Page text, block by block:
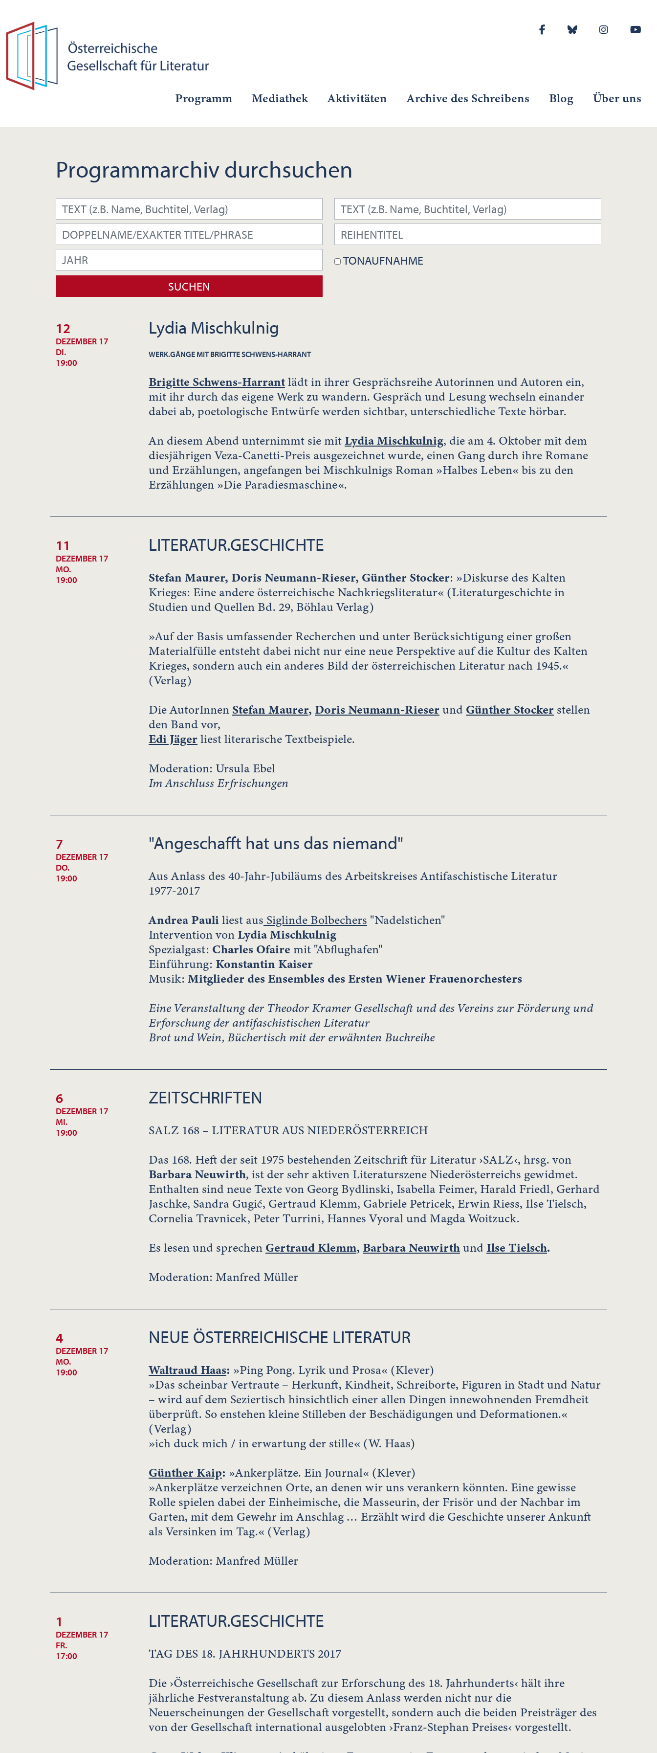
Programm Mediathek Aktivitäten Archive des Schreibens Blog Über uns
Programmarchiv durchsuchen
TONAUFNAHME
12
DEZEMBER 17
DI.
19:00
Lydia Mischkulnig
WERK.GÄNGE MIT BRIGITTE SCHWENS-HARRANT
Brigitte Schwens-Harrantlädt in ihrer Gesprächsreihe Autorinnen und Autoren ein,
mit ihr durch das eigene Werk zu wandern. Gespräch und Lesung wechseln einander
dabei ab, poetologische Entwürfe werden sichtbar, unterschiedliche Texte hörbar.
An diesem Abend unternimmt sie mitLydia Mischkulnig, die am 4. Oktober mit dem
diesjährigen Veza-Canetti-Preis ausgezeichnet wurde, einen Gang durch ihre Romane
und Erzählungen, angefangen bei Mischkulnigs Roman »Halbes Leben« bis zu den
Erzählungen »Die Paradiesmaschine«.
11
DEZEMBER 17
MO.
19:00
LITERATUR.GESCHICHTE
Stefan Maurer, Doris Neumann-Rieser, Günther Stocker: »Diskurse des Kalten
Krieges: Eine andere österreichische Nachkriegsliteratur« (Literaturgeschichte in
Studien und Quellen Bd. 29, Böhlau Verlag)
»Auf der Basis umfassender Recherchen und unter Berücksichtigung einer großen
Materialfülle entsteht dabei nicht nur eine neue Perspektive auf die Kultur des Kalten
Krieges, sondern auch ein anderes Bild der österreichischen Literatur nach 1945.«
(Verlag)
Die AutorInnen Stefan Maurer, Doris Neumann-Rieserund Günther Stocker stellen
den Band vor,
Edi Jägerliest literarische Textbeispiele.
Moderation: Ursula Ebel
Im Anschluss Erfrischungen
7
DEZEMBER 17
DO.
19:00
"Angeschafft hat uns das niemand"
Aus Anlass des 40-Jahr-Jubiläums des Arbeitskreises Antifaschistische Literatur
1977-2017
Andrea Pauliliest aus Siglinde Bolbechers "Nadelstichen"
Intervention vonLydia Mischkulnig
Spezialgast: Charles Ofaire mit "Abflughafen"
Einführung: Konstantin Kaiser
Musik: Mitglieder des Ensembles des Ersten Wiener Frauenorchesters
Eine Veranstaltung der Theodor Kramer Gesellschaft und des Vereins zur Förderung und
Erforschung der antifaschistischen Literatur
Brot und Wein, Büchertisch mit der erwähnten Buchreihe
6
DEZEMBER 17
MI.
19:00
ZEITSCHRIFTEN
SALZ 168 – LITERATUR AUS NIEDERÖSTERREICH
Das 168. Heft der seit 1975 bestehenden Zeitschrift für Literatur ›SALZ‹, hrsg. von
Barbara Neuwirth, ist der sehr aktiven Literaturszene Niederösterreichs gewidmet.
Enthalten sind neue Texte von Georg Bydlinski, Isabella Feimer, Harald Friedl, Gerhard
Jaschke, Sandra Gugić, Gertraud Klemm, Gabriele Petricek, Erwin Riess, Ilse Tielsch,
Cornelia Travnicek, Peter Turrini, Hannes Vyoral und Magda Woitzuck.
Es lesen und sprechen Gertraud Klemm, Barbara Neuwirthund Ilse Tielsch.
Moderation: Manfred Müller
4
DEZEMBER 17
MO.
19:00
NEUE ÖSTERREICHISCHE LITERATUR
Waltraud Haas: »Ping Pong. Lyrik und Prosa« (Klever)
»Das scheinbar Vertraute – Herkunft, Kindheit, Schreiborte, Figuren in Stadt und Natur
– wird auf dem Seziertisch hinsichtlich einer allen Dingen innewohnenden Fremdheit
überprüft. So enstehen kleine Stilleben der Beschädigungen und Deformationen.«
(Verlag)
»ich duck mich / in erwartung der stille« (W. Haas)
Günther Kaip: »Ankerplätze. Ein Journal« (Klever)
»Ankerplätze verzeichnen Orte, an denen wir uns verankern könnten. Eine gewisse
Rolle spielen dabei der Einheimische, die Masseurin, der Frisör und der Nachbar im
Garten, mit dem Gewehr im Anschlag … Erzählt wird die Geschichte unserer Ankunft
als Versinken im Tag.« (Verlag)
Moderation: Manfred Müller
1
DEZEMBER 17
FR.
17:00
LITERATUR.GESCHICHTE
TAG DES 18. JAHRHUNDERTS 2017
Die ›Österreichische Gesellschaft zur Erforschung des 18. Jahrhunderts‹ hält ihre
jährliche Festveranstaltung ab. Zu diesem Anlass werden nicht nur die
Neuerscheinungen der Gesellschaft vorgestellt, sondern auch die beiden Preisträger des
von der Gesellschaft international ausgelobten ›Franz-Stephan Preises‹ vorgestellt.